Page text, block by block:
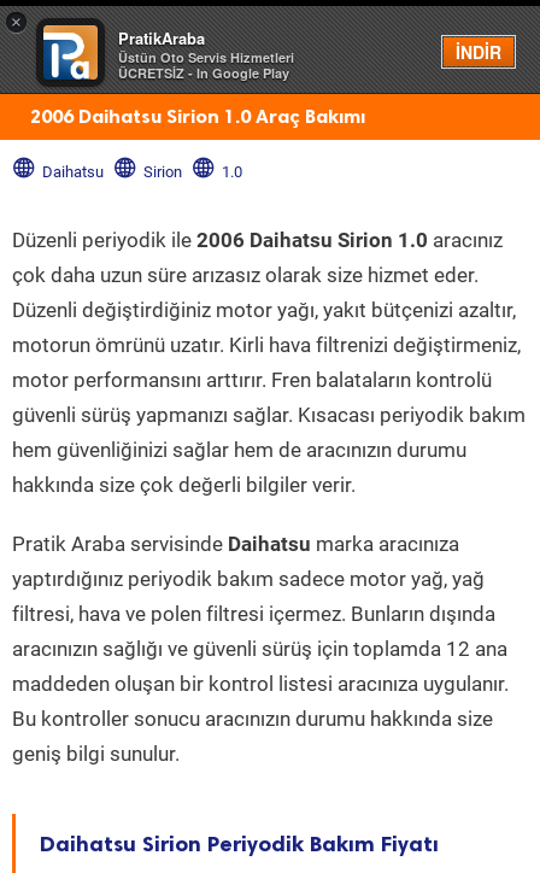
×
PratikAraba
Üstün Oto Servis Hizmetleri
ÜCRETSİZ - In Google Play
İNDİR
Menü
2006 Daihatsu Sirion 1.0 Araç Bakımı
Daihatsu Sirion 1.0
Düzenli periyodik ile 2006 Daihatsu Sirion 1.0 aracınız
çok daha uzun süre arızasız olarak size hizmet eder.
Düzenli değiştirdiğiniz motor yağı, yakıt bütçenizi azaltır,
motorun ömrünü uzatır. Kirli hava filtrenizi değiştirmeniz,
motor performansını arttırır. Fren balataların kontrolü
güvenli sürüş yapmanızı sağlar. Kısacası periyodik bakım
hem güvenliğinizi sağlar hem de aracınızın durumu
hakkında size çok değerli bilgiler verir.
Pratik Araba servisinde Daihatsu marka aracınıza
yaptırdığınız periyodik bakım sadece motor yağ, yağ
filtresi, hava ve polen filtresi içermez. Bunların dışında
aracınızın sağlığı ve güvenli sürüş için toplamda 12 ana
maddeden oluşan bir kontrol listesi aracınıza uygulanır.
Bu kontroller sonucu aracınızın durumu hakkında size
geniş bilgi sunulur.
Daihatsu Sirion Periyodik Bakım Fiyatı